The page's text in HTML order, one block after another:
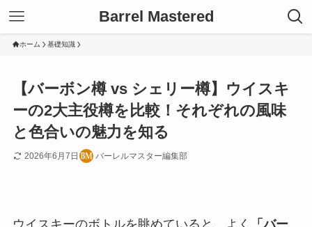
Barrel Mastered
ホーム 基礎知識
【バーボン樽 vs シェリー樽】ウイスキ
ーの2大主役樽を比較！それぞれの風味
と色合いの魅力を知る
2026年6月7日 バーレルマスター編集部
ウイスキーのボトルを眺めていると、よく
「バー